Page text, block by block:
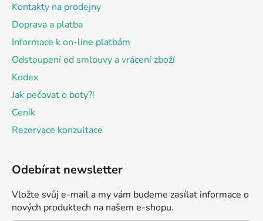
Kontakty na prodejny
Doprava a platba
Informace k on-line platbám
Odstoupení od smlouvy a vrácení zboží
Kodex
Jak pečovat o boty?!
Ceník
Rezervace konzultace
Odebírat newsletter
Vložte svůj e-mail a my vám budeme zasílat informace o
nových produktech na našem e-shopu.